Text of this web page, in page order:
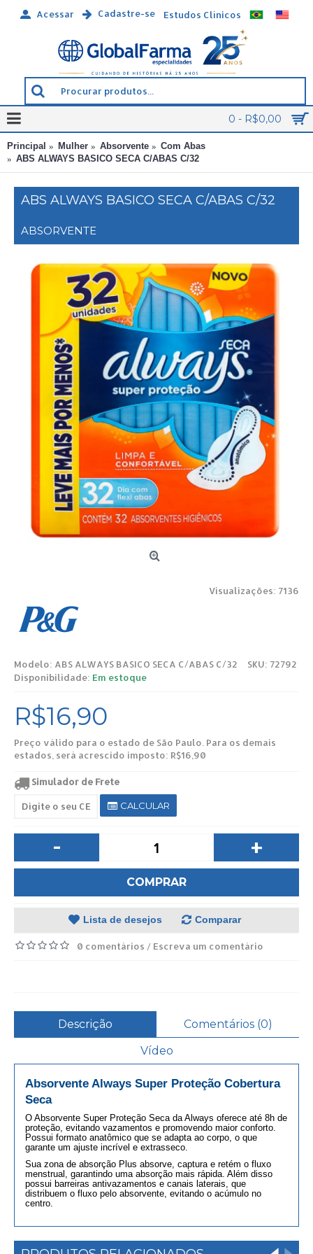
Acessar Cadastre-se Estudos Clínicos
0 - R$0,00
Principal Mulher Absorvente
Com Abas
ABS ALWAYS BASICO SECA C/ABAS C/32
ABS ALWAYS BASICO SECA C/ABAS C/32
ABSORVENTE
Visualizações: 7136
Modelo: ABS ALWAYS BASICO SECA C/ABAS C/32
SKU: 72792
Disponibilidade: Em estoque
R$16,90
Preço válido para o estado de São Paulo. Para os demais
estados, será acrescido imposto: R$16,90
Simulador de Frete
CALCULAR
- +
COMPRAR
Lista de desejos Comparar
0 comentários / Escreva um comentário
Descrição
Comentários (0)
Vídeo
Absorvente Always Super Proteção Cobertura
Seca
O Absorvente Super Proteção Seca da Always oferece até 8h de
proteção, evitando vazamentos e promovendo maior conforto.
Possui formato anatômico que se adapta ao corpo, o que
garante um ajuste incrível e extrasseco.
Sua zona de absorção Plus absorve, captura e retém o fluxo
menstrual, garantindo uma absorção mais rápida. Além disso
possui barreiras antivazamentos e canais laterais, que
distribuem o fluxo pelo absorvente, evitando o acúmulo no
centro.